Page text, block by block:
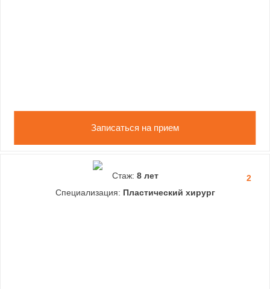
Записаться на прием
2
Стаж: 8 лет
Специализация: Пластический хирург